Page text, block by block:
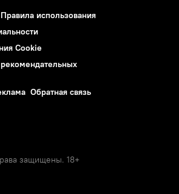
Правила использования
Cookie
Обратная связь
защищены. 18+